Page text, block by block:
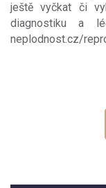
ještě vyčkat či
diagnostiku a
neplodnost.cz/